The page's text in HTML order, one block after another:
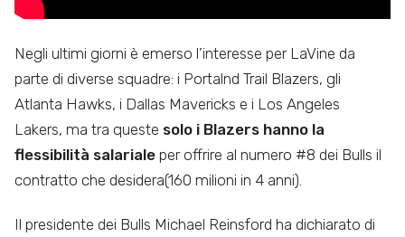
Negli ultimi giorni è emerso l’interesse per LaVine da
parte di diverse squadre: i Portalnd Trail Blazers, gli
Atlanta Hawks, i Dallas Mavericks e i Los Angeles
Lakers, ma tra queste solo i Blazers hanno la
flessibilità salariale per offrire al numero #8 dei Bulls il
contratto che desidera(160 milioni in 4 anni).
Il presidente dei Bulls Michael Reinsford ha dichiarato di